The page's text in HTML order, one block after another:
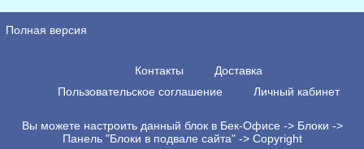
Полная версия
Контакты
Доставка
Пользовательское соглашение
Личный кабинет
Вы можете настроить данный блок в Бек-Офисе -> Блоки ->
Панель "Блоки в подвале сайта" -> Copyright